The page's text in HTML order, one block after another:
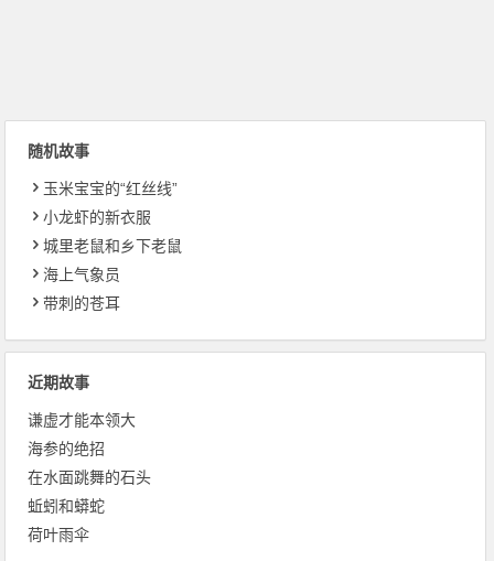
随机故事
玉米宝宝的“红丝线”
小龙虾的新衣服
城里老鼠和乡下老鼠
海上气象员
带刺的苍耳
近期故事
谦虚才能本领大
海参的绝招
在水面跳舞的石头
蚯蚓和蟒蛇
荷叶雨伞